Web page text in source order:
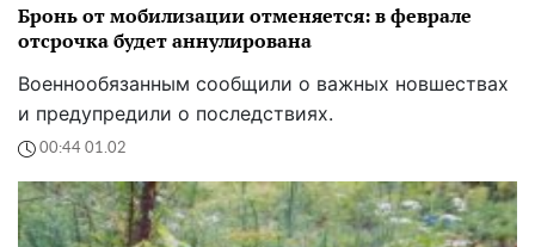
Бронь от мобилизации отменяется: в феврале
отсрочка будет аннулирована
Военнообязанным сообщили о важных новшествах
и предупредили о последствиях.
00:44 01.02